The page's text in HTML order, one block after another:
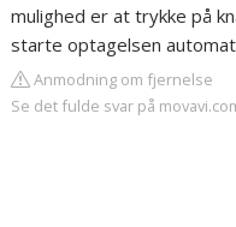
mulighed er at trykke på
starte optagelsen
Anmodning om fjernelse
Se det fulde svar på